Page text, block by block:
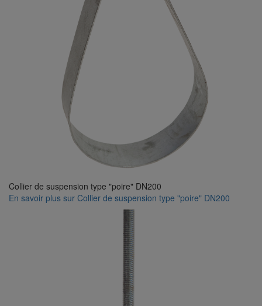
Collier de suspension type "poire" DN200
En savoir plus sur Collier de suspension type "poire" DN200